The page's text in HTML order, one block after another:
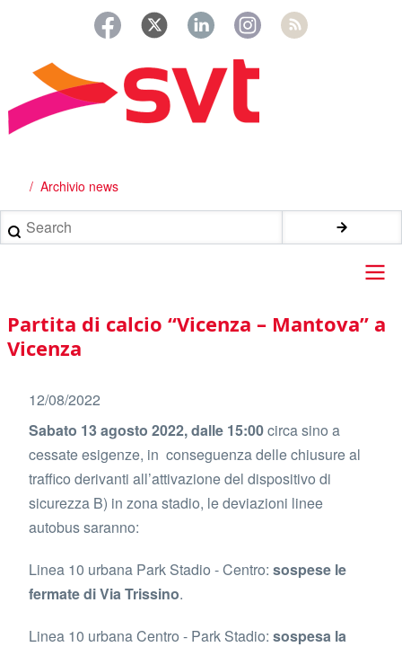
principale
Briciole
di
pane
Archivio news
Search
Main
navigation
Partita di calcio “Vicenza – Mantova” a
Vicenza
12/08/2022
Sabato 13 agosto 2022, dalle 15:00circa sino a
cessate esigenze, in conseguenza delle chiusure al
traffico derivanti all’attivazione del dispositivo di
sicurezza B) in zona stadio, le deviazioni linee
autobus saranno:
Linea 10 urbana Park Stadio - Centro: sospese le
fermate di Via Trissino.
Linea 10 urbana Centro - Park Stadio: sospesa la